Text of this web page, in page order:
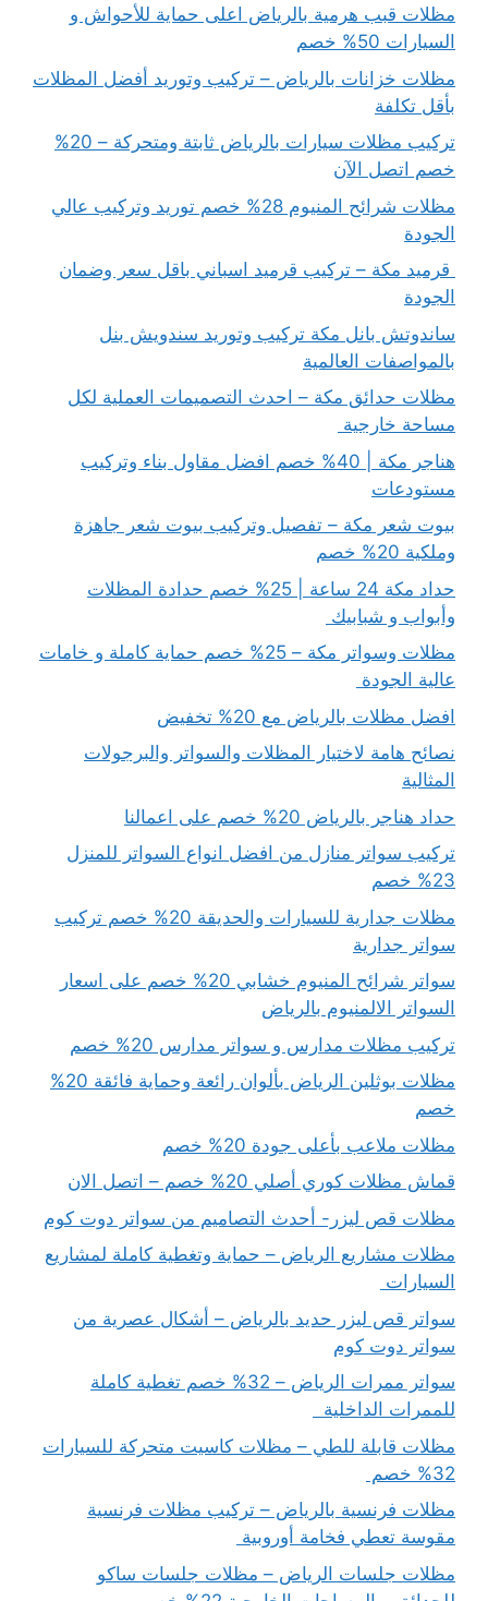
مظلات قبب هرمية بالرياض اعلى حماية للأحواش و
السيارات 50% خصم
مظلات خزانات بالرياض – تركيب وتوريد أفضل المظلات
بأقل تكلفة
تركيب مظلات سيارات بالرياض ثابتة ومتحركة – 20%
خصم اتصل الآن
مظلات شرائح المنيوم 28% خصم توريد وتركيب عالي
الجودة
قرميد مكة – تركيب قرميد اسباني باقل سعر وضمان
الجودة
ساندوتش بانل مكة تركيب وتوريد سندويش بنل
بالمواصفات العالمية
مظلات حدائق مكة – احدث التصميمات العملية لكل
مساحة خارجية
هناجر مكة | 40% خصم افضل مقاول بناء وتركيب
مستودعات
بيوت شعر مكة – تفصيل وتركيب بيوت شعر جاهزة
وملكية 20% خصم
حداد مكة 24 ساعة | 25% خصم حدادة المظلات
وأبواب و شبابيك
مظلات وسواتر مكة – 25% خصم حماية كاملة و خامات
عالية الجودة
افضل مظلات بالرياض مع 20% تخفيض
نصائح هامة لاختيار المظلات والسواتر والبرجولات
المثالية
حداد هناجر بالرياض 20% خصم على اعمالنا
تركيب سواتر منازل من افضل انواع السواتر للمنزل
23% خصم
مظلات جدارية للسيارات والحديقة 20% خصم تركيب
سواتر جدارية
سواتر شرائح المنيوم خشابي 20% خصم على اسعار
السواتر الالمنيوم بالرياض
تركيب مظلات مدارس و سواتر مدارس 20% خصم
مظلات بوثلين الرياض بألوان رائعة وحماية فائقة 20%
خصم
مظلات ملاعب بأعلى جودة 20% خصم
قماش مظلات كوري أصلي 20% خصم – اتصل الان
مظلات قص ليزر- أحدث التصاميم من سواتر دوت كوم
مظلات مشاريع الرياض – حماية وتغطية كاملة لمشاريع
السيارات
سواتر قص ليزر حديد بالرياض – أشكال عصرية من
سواتر دوت كوم
سواتر ممرات الرياض – 32% خصم تغطية كاملة
للممرات الداخلية
مظلات قابلة للطي – مظلات كاسيت متحركة للسيارات
32% خصم
مظلات فرنسية بالرياض – تركيب مظلات فرنسية
مقوسة تعطي فخامة أوروبية
مظلات جلسات الرياض – مظلات جلسات ساكو